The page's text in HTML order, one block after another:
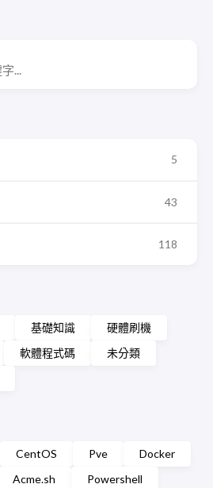
5
43
118
基礎知識
硬體刷機
軟體程式碼
未分類
CentOS Pve
Docker
Acme.sh
Powershell